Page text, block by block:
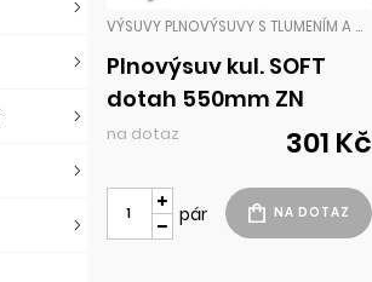
VÝSUVY PLNOVÝSUVY S TLUMENÍM A DOTAHEM
Plnovýsuv kul. SOFT
dotah 550mm ZN
na dotaz 301 Kč
pár